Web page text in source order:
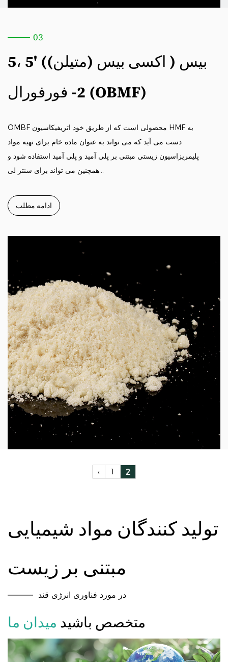
03
5، 5' (اکسی بیس (متیلن) ​​) بیس
2- فورفورال (OBMF)
OMBF محصولی است که از طریق خود اتریفیکاسیون HMF به
دست می آید که می تواند به عنوان ماده خام برای تهیه مواد
پلیمریزاسیون زیستی مبتنی بر پلی آمید و پلی آمید استفاده شود و
همچنین می تواند برای سنتز لی...
ادامه مطلب
‹ 1 2
تولید کنندگان مواد شیمیایی
مبتنی بر زیست
در مورد فناوری انرژی قند
متخصص باشید میدان ما